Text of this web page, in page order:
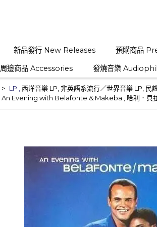
新品發行 New Releases
預購商品
周邊商品 Accessories
發燒音樂
LP 西洋音樂 LP 非英語系流行／世界音樂 LP 民
An Evening with Belafonte & Makeba , 哈利．貝